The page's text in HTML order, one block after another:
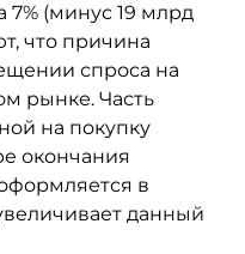
7% (минус 19 млрд
что причина
спроса на
рынке. Часть
на покупку
окончания
в
данный